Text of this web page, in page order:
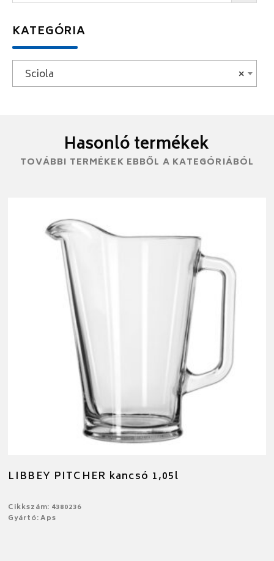
KATEGÓRIA
×
Sciola
Hasonló termékek
TOVÁBBI TERMÉKEK EBBŐL A KATEGÓRIÁBÓL
LIBBEY PITCHER kancsó 1,05l
Cikkszám: 4380236
Gyártó: Aps